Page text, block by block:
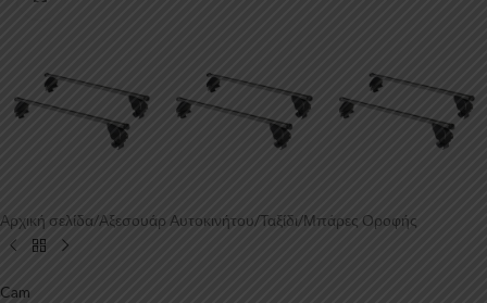
Αρχική σελίδα/Αξεσουάρ Αυτοκινήτου/Ταξίδι/Μπάρες Οροφής
Cam